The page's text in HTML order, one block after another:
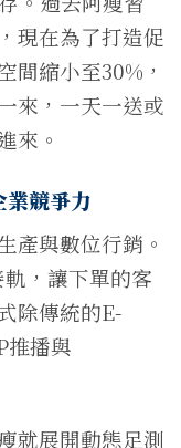
現在為了打造促
間縮小至30%，
來，一天一送或
來。
競爭力
產與數位行銷。
，讓下單的客
除傳統的E-
播與
就展開動態足測